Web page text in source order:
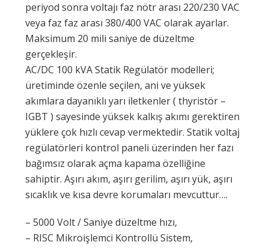
periyod sonra voltajı faz nötr arası 220/230 VAC
veya faz faz arası 380/400 VAC olarak ayarlar.
Maksimum 20 mili saniye de düzeltme
gerçekleşir.
AC/DC 100 kVA Statik Regülatör modelleri;
üretiminde özenle seçilen, ani ve yüksek
akımlara dayanıklı yarı iletkenler ( thyristör –
IGBT ) sayesinde yüksek kalkış akımı gerektiren
yüklere çok hızlı cevap vermektedir. Statik voltaj
regülatörleri kontrol paneli üzerinden her fazı
bağımsız olarak açma kapama özelliğine
sahiptir. Aşırı akım, aşırı gerilim, aşırı yük, aşırı
sıcaklık ve kısa devre korumaları mevcuttur….
– 5000 Volt / Saniye düzeltme hızı,
– RISC Mikroişlemci Kontrollü Sistem,